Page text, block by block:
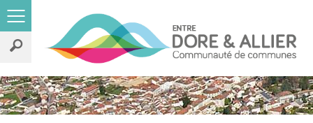
Rechercher
sur
le